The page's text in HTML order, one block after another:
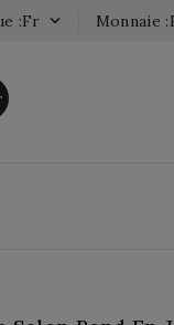
Monnaie
:fr 